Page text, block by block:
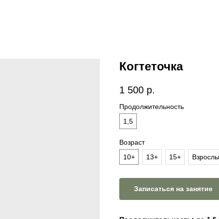
Когтеточка
1 500 р.
Продолжительность
1,5
Возраст
10+
13+ 15+
Записаться на занятие